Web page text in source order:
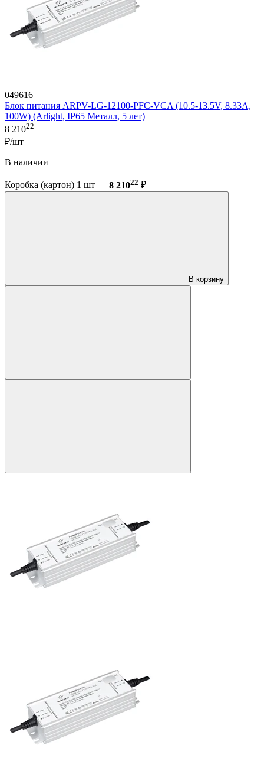
049616
Блок питания ARPV-LG-12100-PFC-VCA (10.5-13.5V, 8.33A,
100W) (Arlight, IP65 Металл, 5 лет)
8 21022
₽/шт
В наличии
Коробка (картон) 1 шт — 8 21022 ₽
В корзину